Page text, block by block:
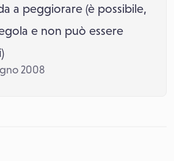
a peggiorare (è possibile,
e non può essere
2008